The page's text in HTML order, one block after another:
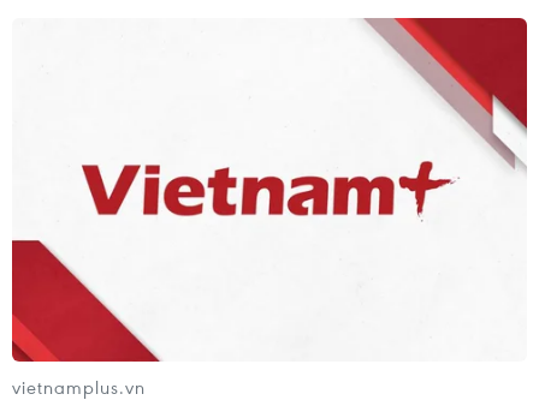
Các sản phẩm đặc sản thu hút người mua. (Ảnh: Thanh
Tâm/Vietnam+)
vietnamplus.vn